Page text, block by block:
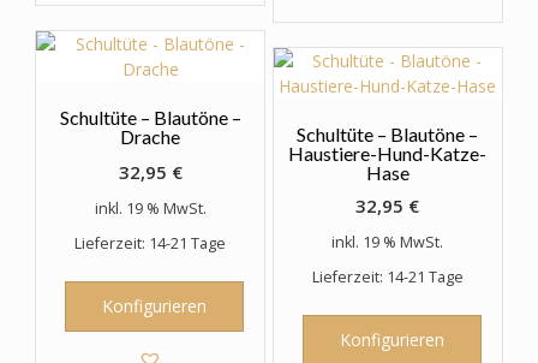
Schultüte – Blautöne –
Drache
32,95 €
inkl. 19 % MwSt.
Lieferzeit: 14-21 Tage
Konfigurieren
Schultüte – Blautöne –
Haustiere-Hund-Katze-
Hase
32,95 €
inkl. 19 % MwSt.
Lieferzeit: 14-21 Tage
Konfigurieren